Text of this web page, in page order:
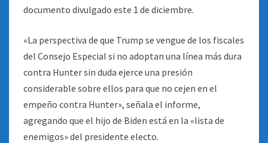
documento divulgado este 1 de diciembre.
«La perspectiva de que Trump se vengue de los fiscales
del Consejo Especial si no adoptan una línea más dura
contra Hunter sin duda ejerce una presión
considerable sobre ellos para que no cejen en el
empeño contra Hunter», señala el informe,
agregando que el hijo de Biden está en la «lista de
enemigos» del presidente electo.